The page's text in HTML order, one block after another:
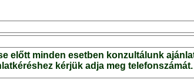
előtt minden esetben konzultálunk
kérjük adja meg telefonszámát.